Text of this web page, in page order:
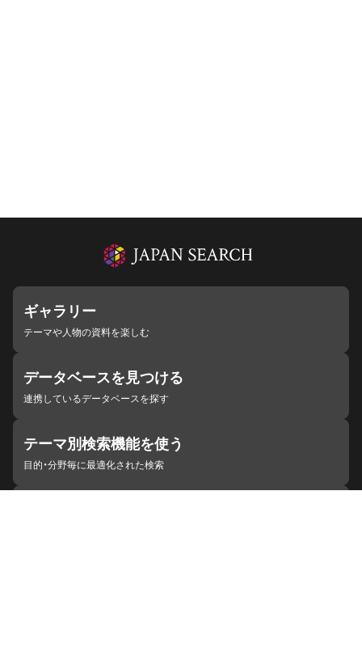
ギャラリー
テーマや人物の資料を楽しむ
データベースを見つける
連携しているデータベースを探す
テーマ別検索機能を使う
目的・分野毎に最適化された検索